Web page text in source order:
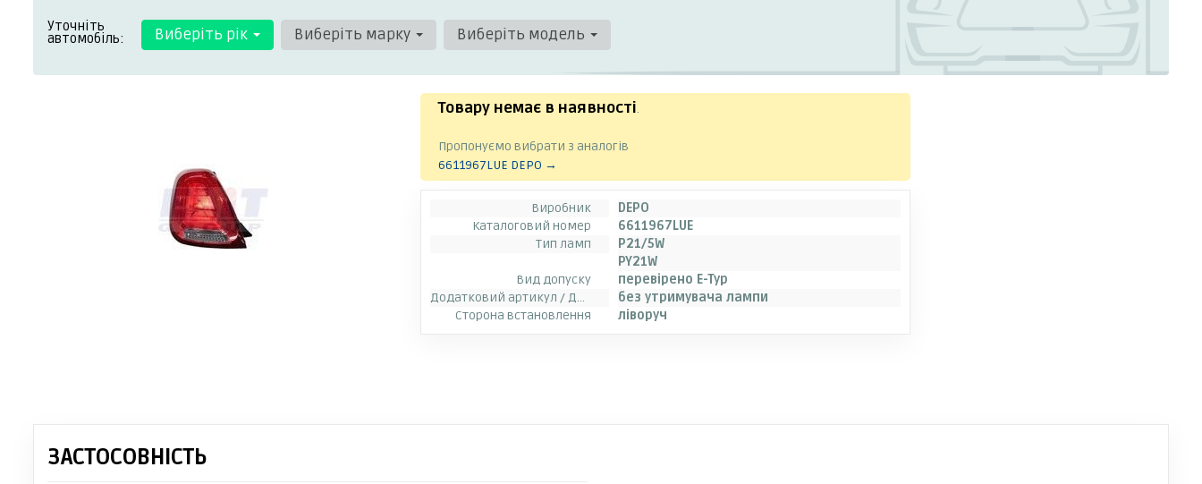
Уточніть
автомобіль: Виберіть рік Виберіть марку Виберіть модель
Товару немає в наявності.
Пропонуємо вибрати з аналогів
6611967LUE DEPO →
Виробник
DEPO
Каталоговий номер
6611967LUE
Тип ламп
P21/5W
PY21W
Вид допуску
перевірено E-Typ
Додатковий артикул / Додаткова інформація
без утримувача лампи
Сторона встановлення
ліворуч
ЗАСТОСОВНІСТЬ